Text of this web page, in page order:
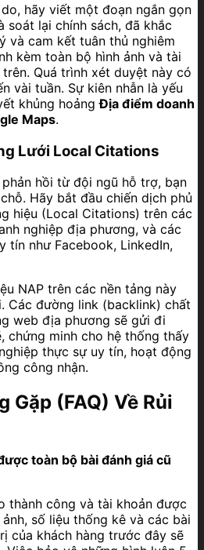
hãy viết một đoạn ngắn gọn
soát lại chính sách, đã khắc
và cam kết tuân thủ nghiêm
kèm toàn bộ hình ảnh và tài
Quá trình xét duyệt này có
vài tuần. Sự kiên nhẫn là yếu
khủng hoảngĐịa điểm doanh
Maps.
Lưới Local Citations
hồi từ đội ngũ hỗ trợ, bạn
Hãy bắt đầu chiến dịch phủ
hiệu (Local Citations) trên các
nghiệp địa phương, và các
tín như Facebook, LinkedIn,
NAP trên các nền tảng này
Các đường link (backlink) chất
web địa phương sẽ gửi đi
chứng minh cho hệ thống thấy
thực sự uy tín, hoạt động
công nhận.
Gặp (FAQ) Về Rủi
toàn bộ bài đánh giá cũ
thành công và tài khoản được
số liệu thống kê và các bài
của khách hàng trước đây sẽ